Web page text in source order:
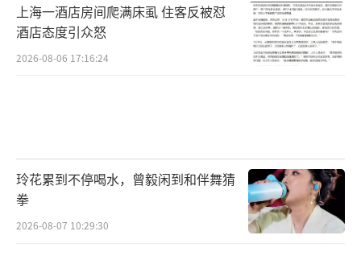
上海一酒店房间爬满床虱 住客反被怼
酒店态度引众怒
2026-08-06 17:16:24
玲花累到不停喝水，曾毅闲到和伴舞猜
拳
2026-08-07 10:29:30